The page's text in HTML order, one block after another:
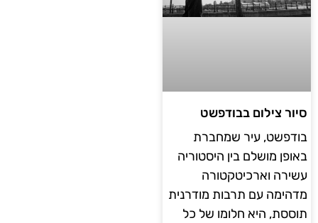
סיור צילום בבודפשט
בודפשט, עיר שמחברת
באופן מושלם בין היסטוריה
עשירה וארכיטקטורה
מדהימה עם תרבות מודרנית
תוססת, היא חלומו של כל